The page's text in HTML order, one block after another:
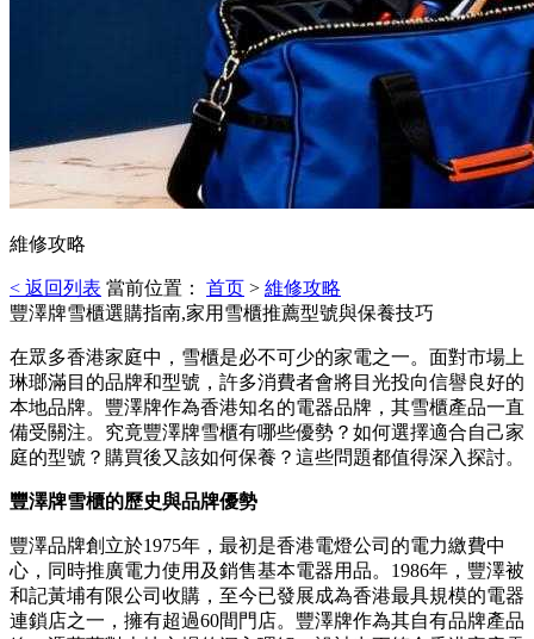
維修攻略
< 返回列表 當前位置： 首页 > 維修攻略
豐澤牌雪櫃選購指南,家用雪櫃推薦型號與保養技巧
在眾多香港家庭中，雪櫃是必不可少的家電之一。面對市場上
琳瑯滿目的品牌和型號，許多消費者會將目光投向信譽良好的
本地品牌。豐澤牌作為香港知名的電器品牌，其雪櫃產品一直
備受關注。究竟豐澤牌雪櫃有哪些優勢？如何選擇適合自己家
庭的型號？購買後又該如何保養？這些問題都值得深入探討。
豐澤牌雪櫃的歷史與品牌優勢
豐澤品牌創立於1975年，最初是香港電燈公司的電力繳費中
心，同時推廣電力使用及銷售基本電器用品。1986年，豐澤被
和記黃埔有限公司收購，至今已發展成為香港最具規模的電器
連鎖店之一，擁有超過60間門店。豐澤牌作為其自有品牌產品